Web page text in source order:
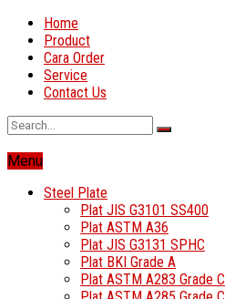
Home
Product
Cara Order
Service
Contact Us
Menu
Steel Plate
Plat JIS G3101 SS400
Plat ASTM A36
Plat JIS G3131 SPHC
Plat BKI Grade A
Plat ASTM A283 Grade C